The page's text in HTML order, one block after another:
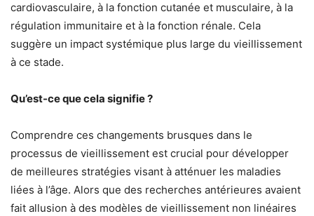
cardiovasculaire, à la fonction cutanée et musculaire, à la
régulation immunitaire et à la fonction rénale. Cela
suggère un impact systémique plus large du vieillissement
à ce stade.
Qu’est-ce que cela signifie ?
Comprendre ces changements brusques dans le
processus de vieillissement est crucial pour développer
de meilleures stratégies visant à atténuer les maladies
liées à l’âge. Alors que des recherches antérieures avaient
fait allusion à des modèles de vieillissement non linéaires